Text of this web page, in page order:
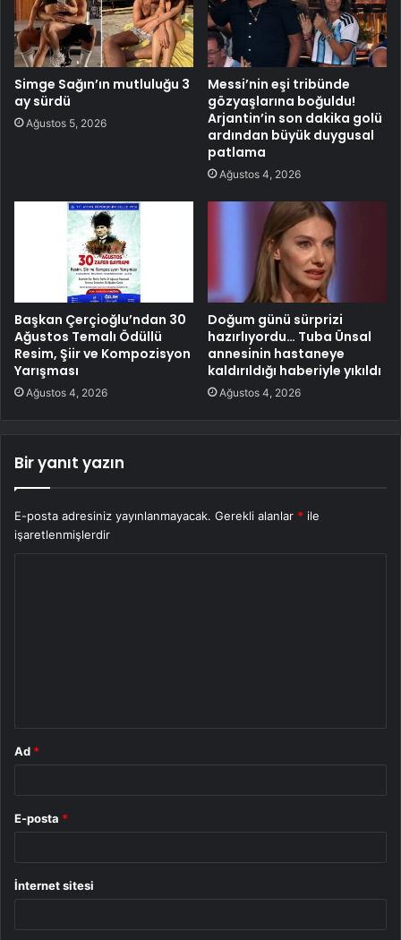
Simge Sağın’ın mutluluğu 3
ay sürdü
Ağustos 5, 2026
Messi’nin eşi tribünde
gözyaşlarına boğuldu!
Arjantin’in son dakika golü
ardından büyük duygusal
patlama
Ağustos 4, 2026
Başkan Çerçioğlu’ndan 30
Ağustos Temalı Ödüllü
Resim, Şiir ve Kompozisyon
Yarışması
Ağustos 4, 2026
Doğum günü sürprizi
hazırlıyordu… Tuba Ünsal
annesinin hastaneye
kaldırıldığı haberiyle yıkıldı
Ağustos 4, 2026
Bir yanıt yazın
E-posta adresiniz yayınlanmayacak. Gerekli alanlar * ile
işaretlenmişlerdir
Ad *
E-posta *
İnternet sitesi